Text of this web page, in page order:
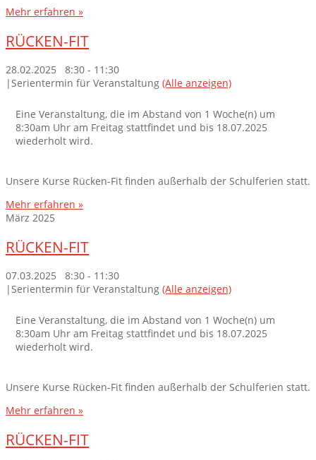
Mehr erfahren »
RÜCKEN-FIT
28.02.2025 8:30 - 11:30
|Serientermin für Veranstaltung (Alle anzeigen)
Eine Veranstaltung, die im Abstand von 1 Woche(n) um
8:30am Uhr am Freitag stattfindet und bis 18.07.2025
wiederholt wird.
Unsere Kurse Rücken-Fit finden außerhalb der Schulferien statt.
Mehr erfahren »
März 2025
RÜCKEN-FIT
07.03.2025 8:30 - 11:30
|Serientermin für Veranstaltung (Alle anzeigen)
Eine Veranstaltung, die im Abstand von 1 Woche(n) um
8:30am Uhr am Freitag stattfindet und bis 18.07.2025
wiederholt wird.
Unsere Kurse Rücken-Fit finden außerhalb der Schulferien statt.
Mehr erfahren »
RÜCKEN-FIT